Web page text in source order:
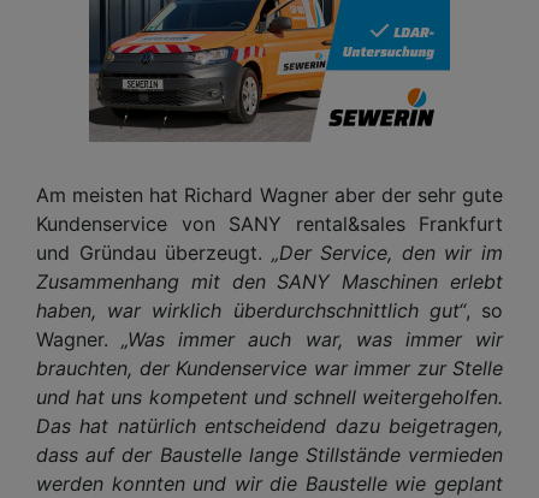
Am meisten hat Richard Wagner aber der sehr gute
Kundenservice von SANY rental&sales Frankfurt
und Gründau überzeugt. „Der Service, den wir im
Zusammenhang mit den SANY Maschinen erlebt
haben, war wirklich überdurchschnittlich gut“, so
Wagner. „Was immer auch war, was immer wir
brauchten, der Kundenservice war immer zur Stelle
und hat uns kompetent und schnell weitergeholfen.
Das hat natürlich entscheidend dazu beigetragen,
dass auf der Baustelle lange Stillstände vermieden
werden konnten und wir die Baustelle wie geplant